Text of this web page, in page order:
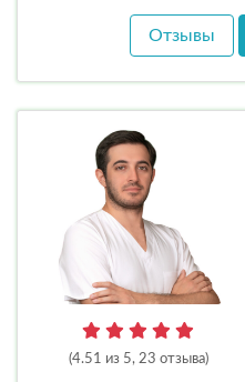
Отзывы
(4.51 из 5, 23 отзыва)